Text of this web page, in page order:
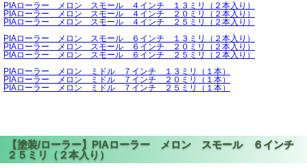
PIAローラー メロン スモール ４インチ １３ミリ（２本入り）
PIAローラー メロン スモール ４インチ ２０ミリ（２本入り）
PIAローラー メロン スモール ４インチ ２５ミリ（２本入り）
PIAローラー メロン スモール ６インチ １３ミリ（２本入り）
PIAローラー メロン スモール ６インチ ２０ミリ（２本入り）
PIAローラー メロン スモール ６インチ ２５ミリ（２本入り）
PIAローラー メロン ミドル ７インチ １３ミリ（１本）
PIAローラー メロン ミドル ７インチ ２０ミリ（１本）
PIAローラー メロン ミドル ７インチ ２５ミリ（１本）